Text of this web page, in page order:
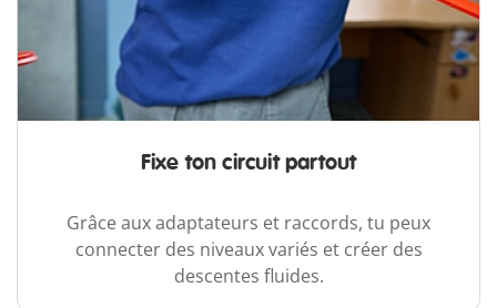
Fixe ton circuit partout
Grâce aux adaptateurs et raccords, tu peux
connecter des niveaux variés et créer des
descentes fluides.